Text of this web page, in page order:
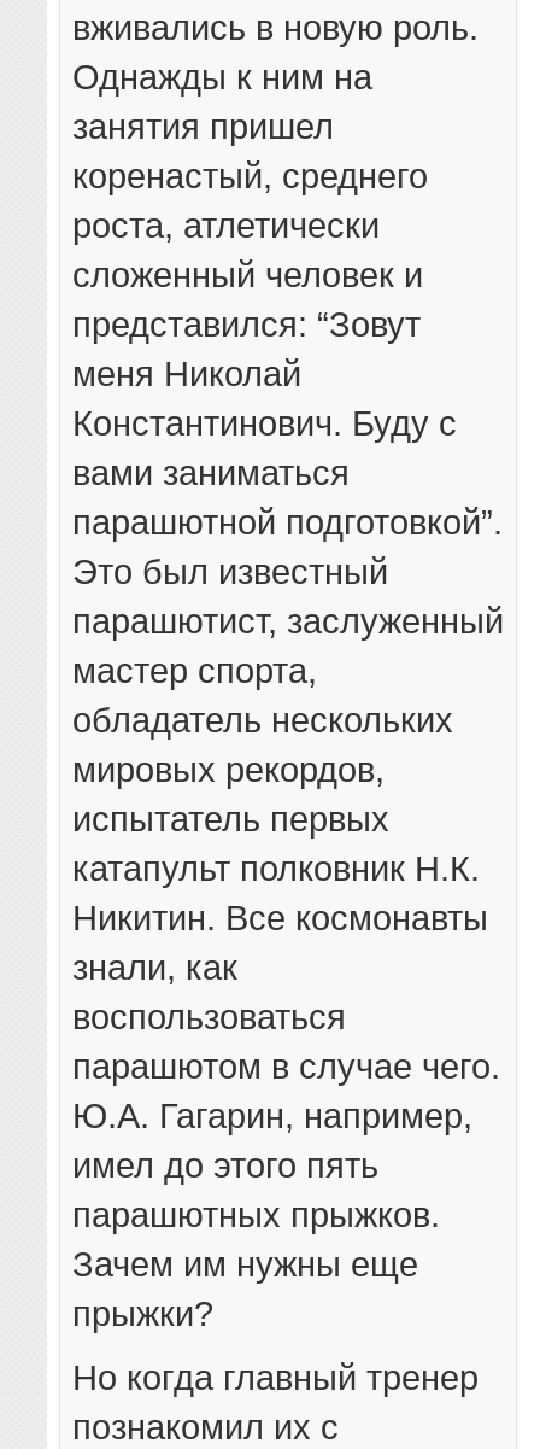
вживались в новую роль.
Однажды к ним на
занятия пришел
коренастый, среднего
роста, атлетически
сложенный человек и
представился: “Зовут
меня Николай
Константинович. Буду с
вами заниматься
парашютной подготовкой”.
Это был известный
парашютист, заслуженный
мастер спорта,
обладатель нескольких
мировых рекордов,
испытатель первых
катапульт полковник Н.К.
Никитин. Все космонавты
знали, как
воспользоваться
парашютом в случае чего.
Ю.А. Гагарин, например,
имел до этого пять
парашютных прыжков.
Зачем им нужны еще
прыжки?
Но когда главный тренер
познакомил их с